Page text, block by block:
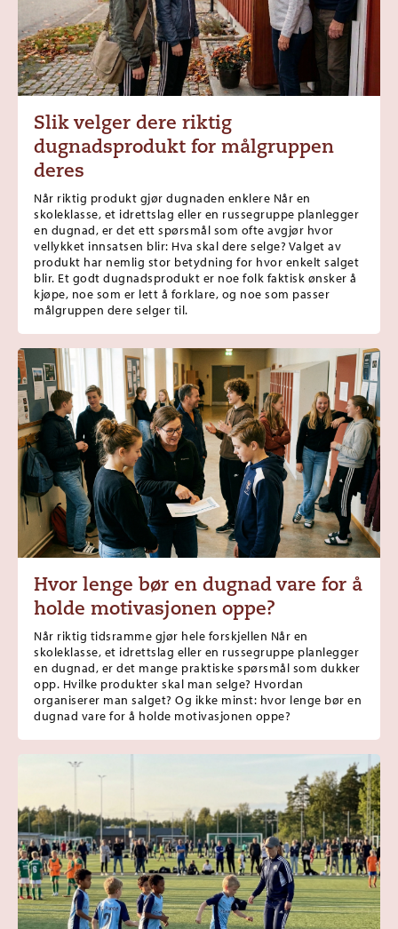
Slik velger dere riktig
dugnadsprodukt for målgruppen
deres
Når riktig produkt gjør dugnaden enklere Når en
skoleklasse, et idrettslag eller en russegruppe planlegger
en dugnad, er det ett spørsmål som ofte avgjør hvor
vellykket innsatsen blir: Hva skal dere selge? Valget av
produkt har nemlig stor betydning for hvor enkelt salget
blir. Et godt dugnadsprodukt er noe folk faktisk ønsker å
kjøpe, noe som er lett å forklare, og noe som passer
målgruppen dere selger til.
Hvor lenge bør en dugnad vare for å
holde motivasjonen oppe?
Når riktig tidsramme gjør hele forskjellen Når en
skoleklasse, et idrettslag eller en russegruppe planlegger
en dugnad, er det mange praktiske spørsmål som dukker
opp. Hvilke produkter skal man selge? Hvordan
organiserer man salget? Og ikke minst: hvor lenge bør en
dugnad vare for å holde motivasjonen oppe?